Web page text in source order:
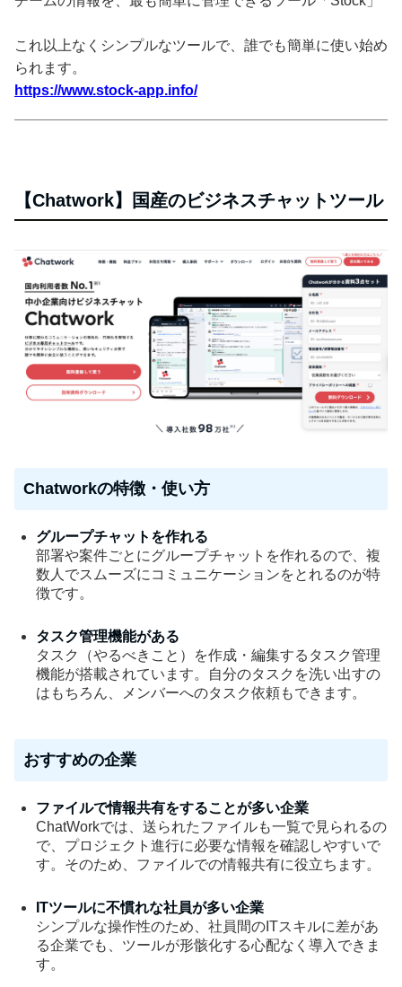
これ以上なくシンプルなツールで、誰でも簡単に使い始め
られます。
https://www.stock-app.info/
【Chatwork】国産のビジネスチャットツール
Chatworkの特徴・使い方
グループチャットを作れる
部署や案件ごとにグループチャットを作れるので、複
数人でスムーズにコミュニケーションをとれるのが特
徴です。
タスク管理機能がある
タスク（やるべきこと）を作成・編集するタスク管理
機能が搭載されています。自分のタスクを洗い出すの
はもちろん、メンバーへのタスク依頼もできます。
おすすめの企業
ファイルで情報共有をすることが多い企業
ChatWorkでは、送られたファイルも一覧で見られるの
で、プロジェクト進行に必要な情報を確認しやすいで
す。そのため、ファイルでの情報共有に役立ちます。
ITツールに不慣れな社員が多い企業
シンプルな操作性のため、社員間のITスキルに差があ
る企業でも、ツールが形骸化する心配なく導入できま
す。